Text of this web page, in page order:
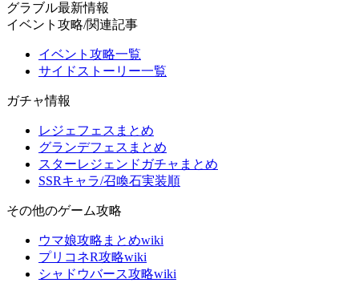
グラブル最新情報
イベント攻略/関連記事
イベント攻略一覧
サイドストーリー一覧
ガチャ情報
レジェフェスまとめ
グランデフェスまとめ
スターレジェンドガチャまとめ
SSRキャラ/召喚石実装順
その他のゲーム攻略
ウマ娘攻略まとめwiki
プリコネR攻略wiki
シャドウバース攻略wiki